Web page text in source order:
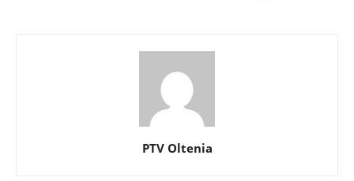
PTV Oltenia